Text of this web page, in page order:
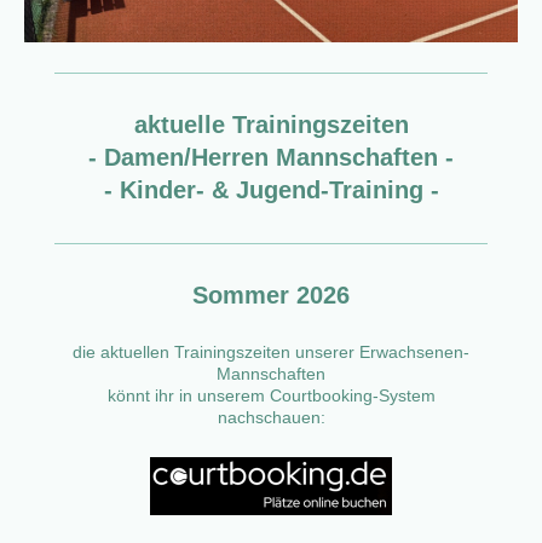
aktuelle Trainingszeiten
- Damen/Herren Mannschaften -
- Kinder- & Jugend-Training -
Sommer 2026
die aktuellen Trainingszeiten unserer Erwachsenen-
Mannschaften
könnt ihr in unserem Courtbooking-System
nachschauen: